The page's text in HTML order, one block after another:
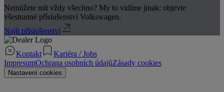
Nemůžete mít vždy všechno? My to vidíme jinak: objevte
všestranné příslušenství Volkswagen.
Najít příslušenství
Kontakt
Kariéra / Jobs
ImpresumOchrana osobních údajůZásady cookies
Nastavení cookies